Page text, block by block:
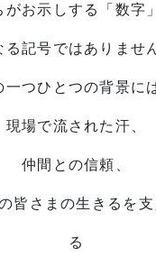
がお示しする「数字
る記号ではありませ
一つひとつの背景に
現場で流された汗、
仲間との信頼、
皆さまの生きるを
る